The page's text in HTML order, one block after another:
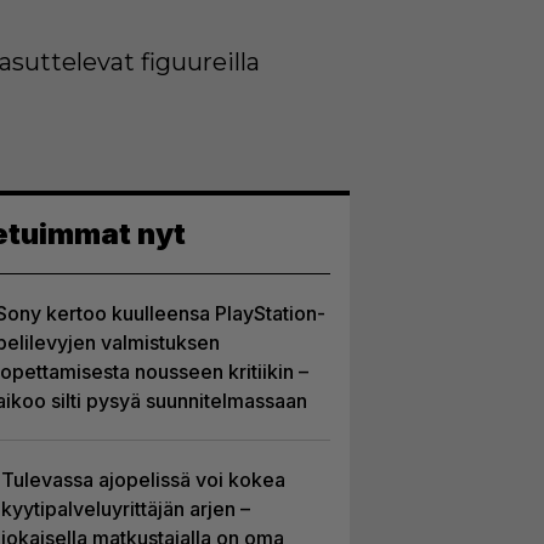
figuureilla
nyt
kertoo kuulleensa PlayStation-
valmistuksen
nousseen kritiikin –
silti pysyä suunnitelmassaan
Tulevassa ajopelissä voi kokea
kyytipalveluyrittäjän arjen –
jokaisella matkustajalla on oma